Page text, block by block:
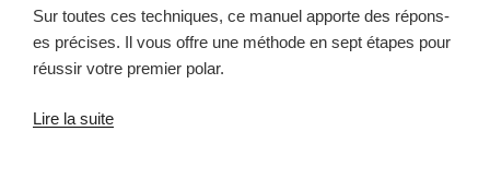
Sur toutes ces tech­niques, ce manuel apporte des répons­
es pré­cis­es. Il vous offre une méth­ode en sept étapes pour
réus­sir votre pre­mier polar.
Lire la suite